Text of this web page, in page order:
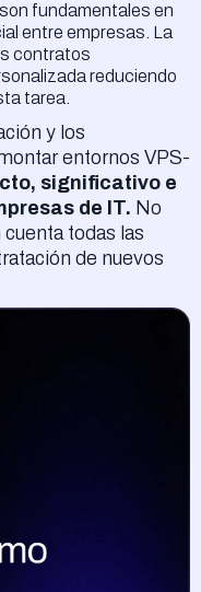
fundamentales en
entre empresas. La
contratos
reduciendo
tarea.
y los
entornos VPS-
significativo e
de IT. No
todas las
de nuevos